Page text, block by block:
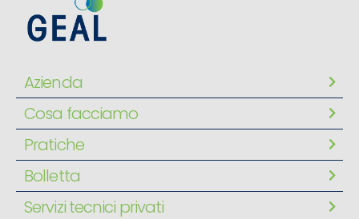
Azienda
Cosa facciamo
Pratiche
Bolletta
Servizi tecnici privati